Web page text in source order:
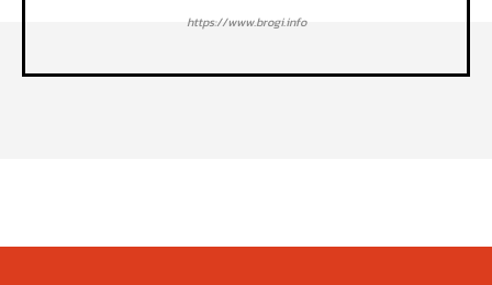
https://www.brogi.info